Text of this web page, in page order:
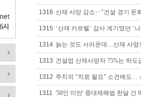
1316 산재 사망 감소‥"건설 경기 둔
1315 ‘산재 카르텔’ 감사 계기였던 ‘
1314 늙는 것도 서러운데…산재 사
1313 건설업 산재사망자 75%는 하도
1312 주치의 "치료 필요" 소견에도…
1311 '50인 미만' 중대재해법 한달 간